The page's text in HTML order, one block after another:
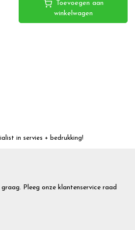
Toevoegen aan
winkelwagen
in servies + bedrukking!
graag. Pleeg onze klantenservice raad